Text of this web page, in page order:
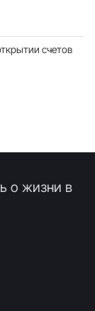
счетов
о жизни в